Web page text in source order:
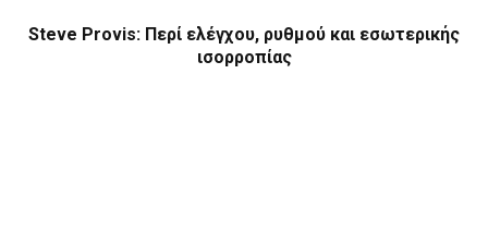
Steve Provis: Περί ελέγχου, ρυθμού και εσωτερικής
ισορροπίας